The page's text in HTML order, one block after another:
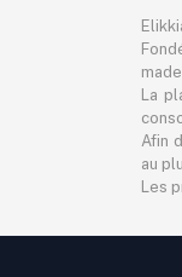
La
Afin
au
Les